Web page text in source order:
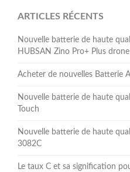
ARTICLES RÉCENTS
Nouvelle batterie de haute
HUBSAN Zino Pro+ Plus drone
Acheter de nouvelles Batterie
Nouvelle batterie de haute
Touch
Nouvelle batterie de haute
3082C
Le taux C et sa signification